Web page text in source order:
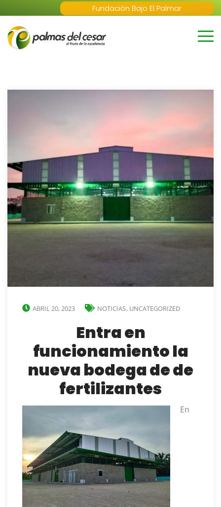
Fundación Bajo El Palmar
ABRIL 20, 2023 NOTICIAS, UNCATEGORIZED
Entra en
funcionamiento la
nueva bodega de de
fertilizantes
En